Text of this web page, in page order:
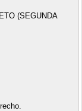
(SEGUNDA